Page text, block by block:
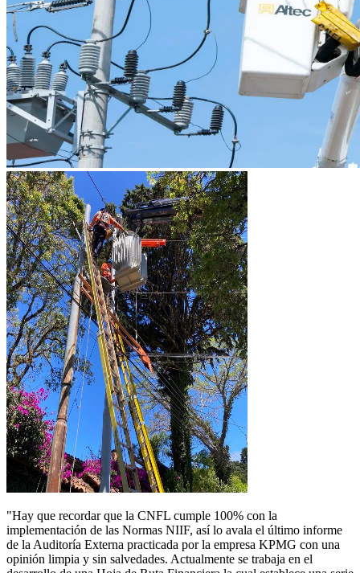
"Hay que recordar que la CNFL cumple 100% con la
implementación de las Normas NIIF, así lo avala el último informe
de la Auditoría Externa practicada por la empresa KPMG con una
opinión limpia y sin salvedades. Actualmente se trabaja en el